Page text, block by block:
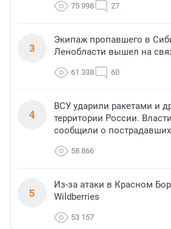
75 998 27
3
Экипаж пропавшего в
Ленобласти вышел на
61 338 60
4
ВСУ ударили ракетами и
территории России.
сообщили о пострадавших
58 866
5
Из-за атаки в Красном
Wildberries
53 157